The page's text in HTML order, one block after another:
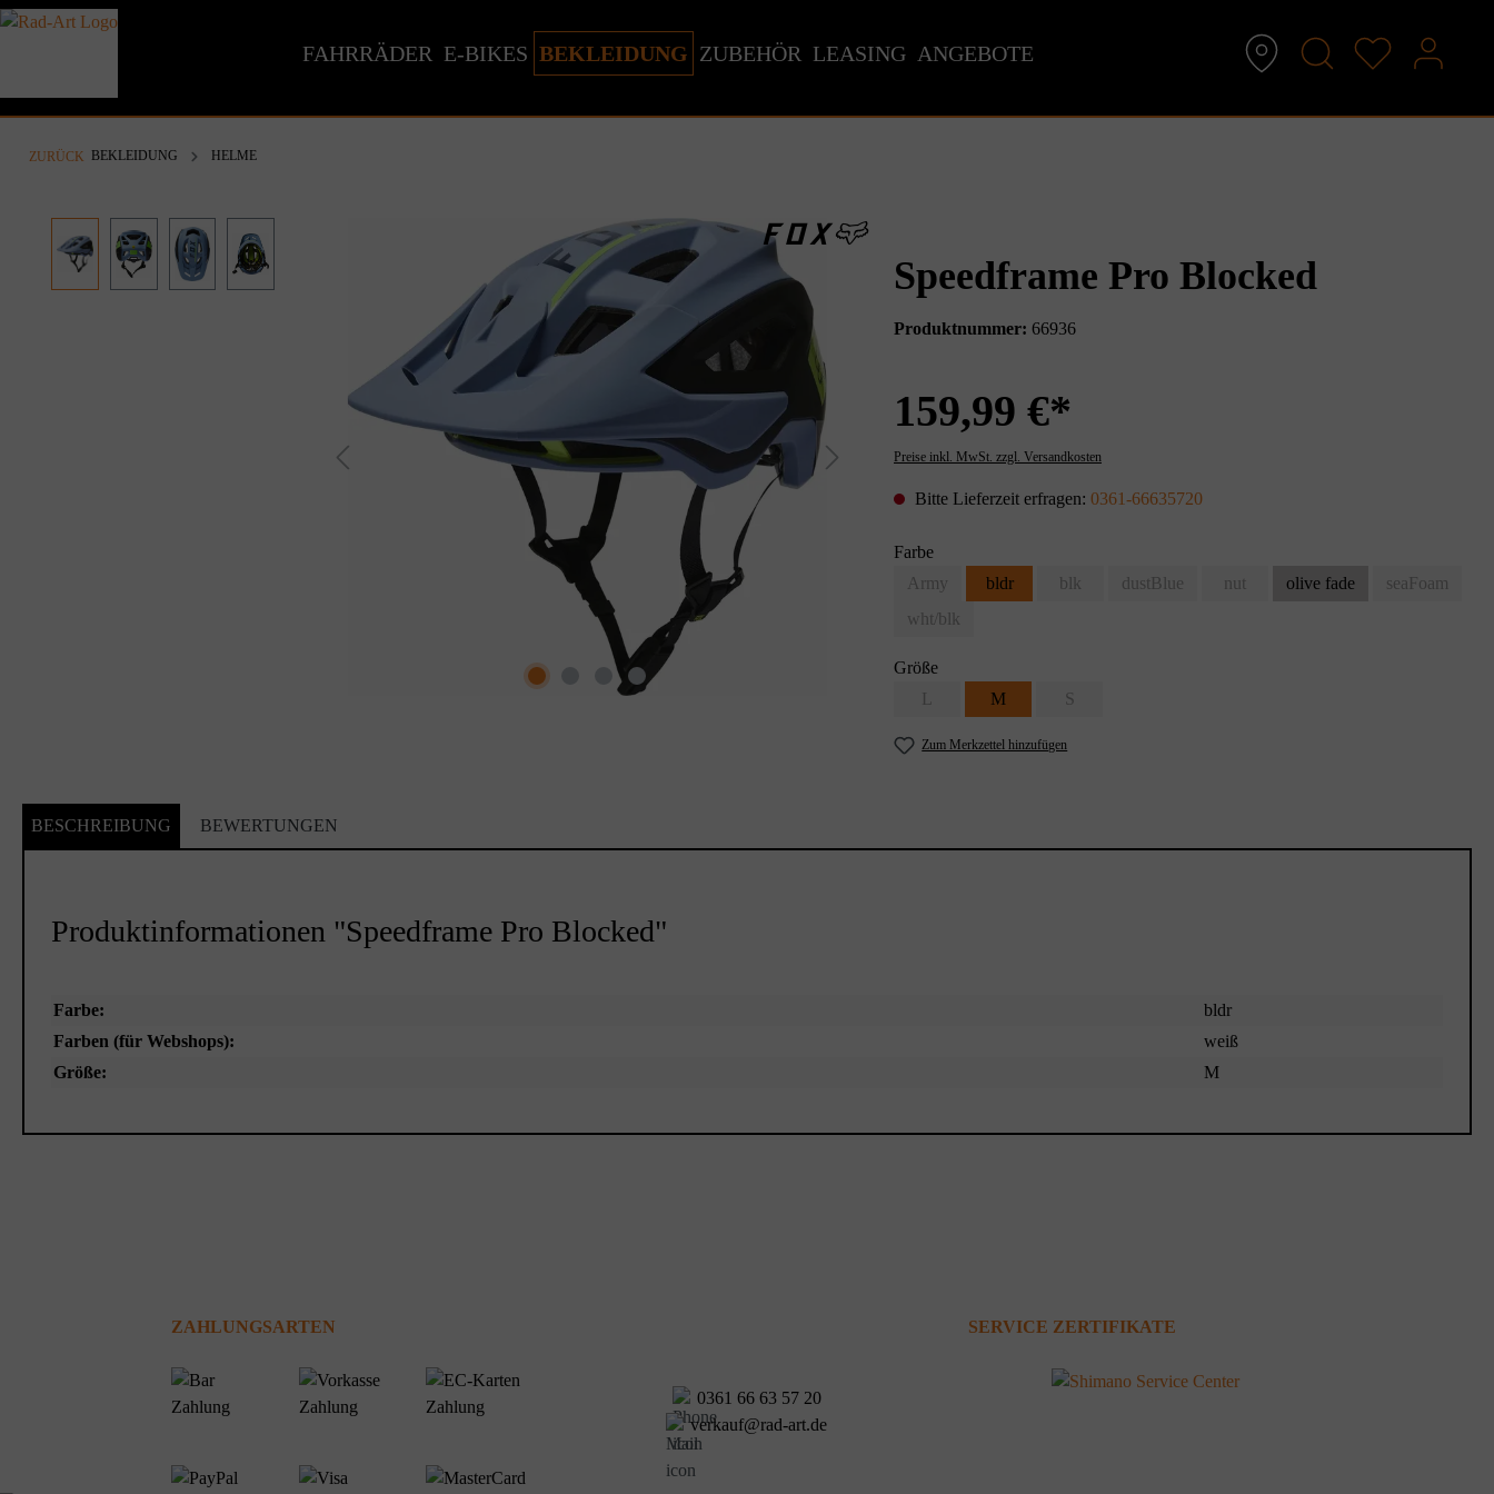
springen
FAHRRÄDER E-BIKES BEKLEIDUNG ZUBEHÖR LEASING ANGEBOTE
ZURÜCK BEKLEIDUNG HELME
Speedframe Pro Blocked
Produktnummer: 66936
159,99 €*
Preise inkl. MwSt. zzgl. Versandkosten
Bitte Lieferzeit erfragen: 0361-66635720
Farbe
Army
bldr blk dustBlue nut olive fade
seaFoam
wht/blk
Größe
L
M S
Zum Merkzettel hinzufügen
BESCHREIBUNG BEWERTUNGEN
Produktinformationen "Speedframe Pro Blocked"
Farbe:
bldr
Farben (für Webshops):
weiß
Größe:
M
ZAHLUNGSARTEN
0361 66 63 57 20
verkauf@rad-art.de
SERVICE ZERTIFIKATE